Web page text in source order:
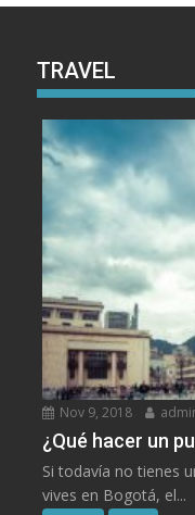
TRAVEL
Nov 9, 2018
¿Qué hacer un
Si todavía no tienes
vives en Bogotá, el...